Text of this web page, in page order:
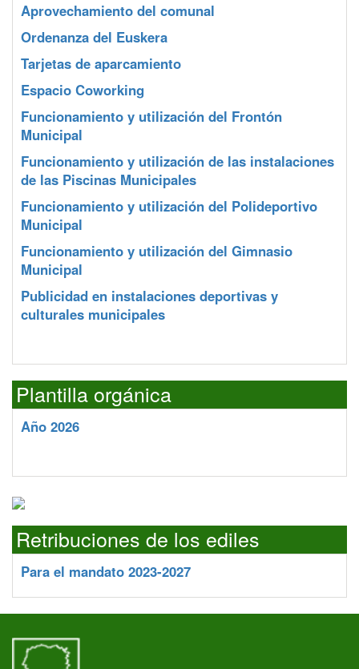
Aprovechamiento del comunal
Ordenanza del Euskera
Tarjetas de aparcamiento
Espacio Coworking
Funcionamiento y utilización del Frontón
Municipal
Funcionamiento y utilización de las instalaciones
de las Piscinas Municipales
Funcionamiento y utilización del Polideportivo
Municipal
Funcionamiento y utilización del Gimnasio
Municipal
Publicidad en instalaciones deportivas y
culturales municipales
Plantilla orgánica
Año 2026
Retribuciones de los ediles
Para el mandato 2023-2027